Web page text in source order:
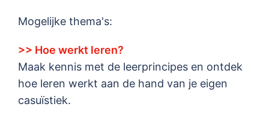
Mogelijke thema's:
>> Hoe werkt leren?
Maak kennis met de leerprincipes en ontdek
hoe leren werkt aan de hand van je eigen
casuïstiek.